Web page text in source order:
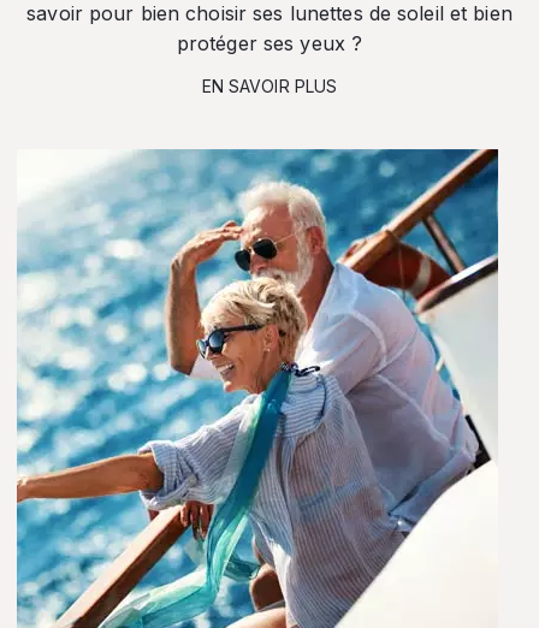
savoir pour bien choisir ses lunettes de soleil et bien
protéger ses yeux ?
EN SAVOIR PLUS